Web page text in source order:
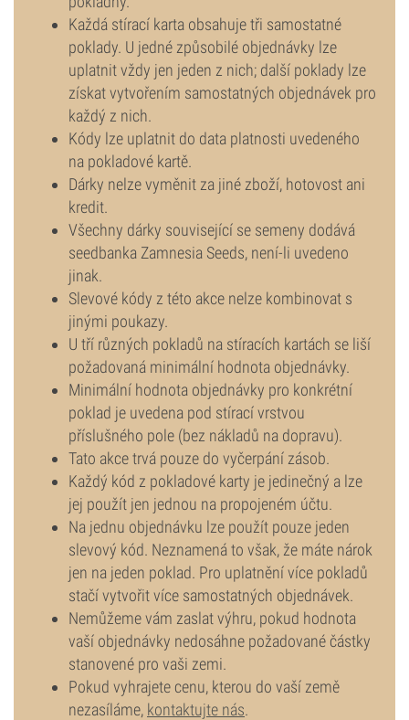
Každá stírací karta obsahuje tři samostatné
poklady. U jedné způsobilé objednávky lze
uplatnit vždy jen jeden z nich; další poklady lze
získat vytvořením samostatných objednávek pro
každý z nich.
Kódy lze uplatnit do data platnosti uvedeného
na pokladové kartě.
Dárky nelze vyměnit za jiné zboží, hotovost ani
kredit.
Všechny dárky související se semeny dodává
seedbanka Zamnesia Seeds, není-li uvedeno
jinak.
Slevové kódy z této akce nelze kombinovat s
jinými poukazy.
U tří různých pokladů na stíracích kartách se liší
požadovaná minimální hodnota objednávky.
Minimální hodnota objednávky pro konkrétní
poklad je uvedena pod stírací vrstvou
příslušného pole (bez nákladů na dopravu).
Tato akce trvá pouze do vyčerpání zásob.
Každý kód z pokladové karty je jedinečný a lze
jej použít jen jednou na propojeném účtu.
Na jednu objednávku lze použít pouze jeden
slevový kód. Neznamená to však, že máte nárok
jen na jeden poklad. Pro uplatnění více pokladů
stačí vytvořit více samostatných objednávek.
Nemůžeme vám zaslat výhru, pokud hodnota
vaší objednávky nedosáhne požadované částky
stanovené pro vaši zemi.
Pokud vyhrajete cenu, kterou do vaší země
nezasíláme, kontaktujte nás.